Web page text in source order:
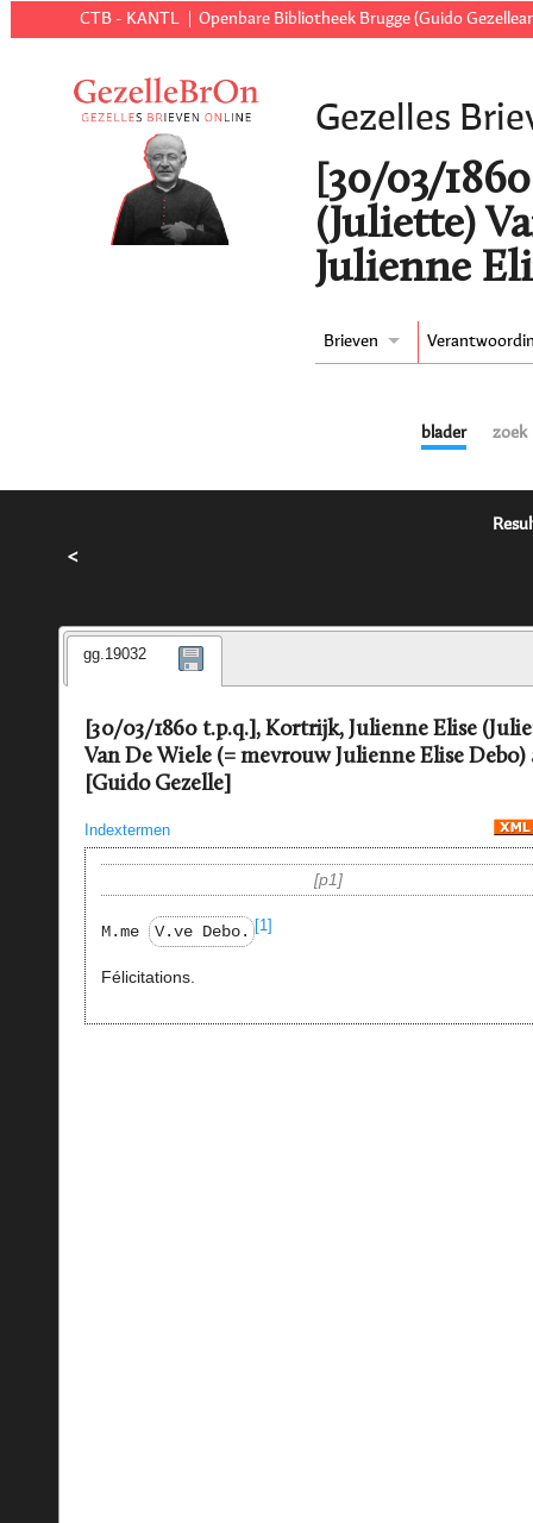
CTB - KANTL Openbare Bibliotheek Brugge (Guido
Gezelles
[30/03/
(Juliette)
Julienne
Brieven
blader zoek
<
gg.19032
[30/03/1860 t.p.q.], Kortrijk, Julienne Elise
Van De Wiele (= mevrouw Julienne Elise Debo)
[Guido Gezelle]
Indextermen
p1
M.me V.ve Debo. [1]
Félicitations.